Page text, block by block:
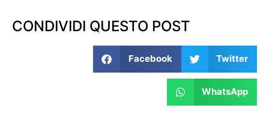
CONDIVIDI QUESTO POST
Facebook Twitter
WhatsApp